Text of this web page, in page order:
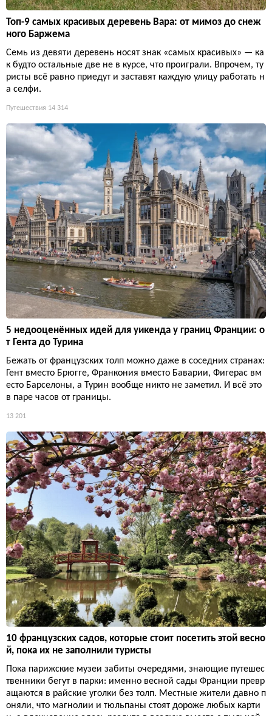
Топ-9 самых красивых деревень Вара: от мимоз до снеж
ного Баржема
Семь из девяти деревень носят знак «самых красивых» — ка
к будто остальные две не в курсе, что проиграли. Впрочем, ту
ристы всё равно приедут и заставят каждую улицу работать н
а селфи.
Путешествия 14 314
5 недооценённых идей для уикенда у границ Франции: о
т Гента до Турина
Бежать от французских толп можно даже в соседних странах:
Гент вместо Брюгге, Франкония вместо Баварии, Фигерас вм
есто Барселоны, а Турин вообще никто не заметил. И всё это
в паре часов от границы.
13 201
10 французских садов, которые стоит посетить этой весно
й, пока их не заполнили туристы
Пока парижские музеи забиты очередями, знающие путешес
твенники бегут в парки: именно весной сады Франции превр
ащаются в райские уголки без толп. Местные жители давно п
оняли, что магнолии и тюльпаны стоят дороже любых карти